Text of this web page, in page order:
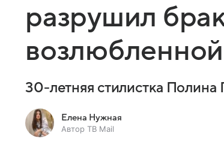
разрушил
возлюбленной
30-летняя стилистка
Елена Нужная
Автор ТВ Mail